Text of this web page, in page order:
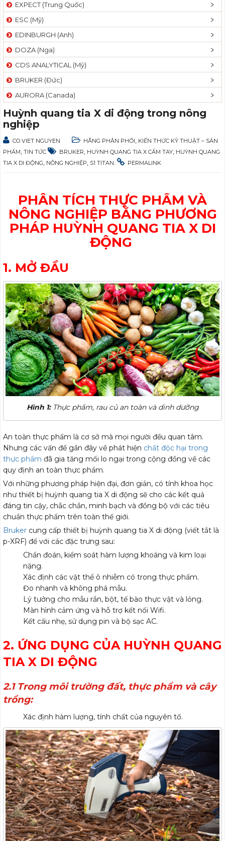
EXPECT (Trung Quốc)
ESC (Mỹ)
EDINBURGH (Anh)
DOZA (Nga)
CDS ANALYTICAL (Mỹ)
BRUKER (Đức)
AURORA (Canada)
Huỳnh quang tia X di động trong nông
nghiệp
CO VIET NGUYEN HÃNG PHÂN PHỐI KIẾN THỨC KỸ THUẬT – SẢN
PHẨM TIN TỨC BRUKER HUỲNH QUANG TIA X CẦM TAY HUỲNH QUANG
TIA X DI ĐỘNG NÔNG NGHIỆP S1 TITAN PERMALINK
PHÂN TÍCH THỰC PHẨM VÀ
NÔNG NGHIỆP BẰNG PHƯƠNG
PHÁP HUỲNH QUANG TIA X DI
ĐỘNG
1. MỞ ĐẦU
Hình 1:Thực phẩm, rau củ an toàn và dinh dưỡng
An toàn thực phẩm là cơ sở mà mọi người đều quan tâm.
Nhưng các vấn đề gần đây về phát hiện chất độc hại trong
thực phẩm đã gia tăng mối lo ngại trong cộng đồng về các
quy định an toàn thực phẩm.
Với những phương pháp hiện đại, đơn giản, có tính khoa học
như thiết bị huỳnh quang tia X di động sẽ cho các kết quả
đáng tin cậy, chắc chắn, minh bạch và đồng bộ với các tiêu
chuẩn thực phẩm trên toàn thế giới.
Bruker cung cấp thiết bị huỳnh quang tia X di động (viết tắt là
p-XRF) để với các đặc trưng sau:
Chẩn đoán, kiểm soát hàm lượng khoáng và kim loại
nặng.
Xác định các vật thể ô nhiễm có trong thực phẩm.
Đo nhanh và không phá mẫu.
Lý tưởng cho mẫu rắn, bột, tế bào thực vật và lỏng.
Màn hình cảm ứng và hỗ trợ kết nối Wifi.
Kết cấu nhẹ, sử dụng pin và bộ sạc AC.
2. ỨNG DỤNG CỦA HUỲNH QUANG
TIA X DI ĐỘNG
2.1 Trong môi trường đất, thực phẩm và cây
trồng:
Xác định hàm lượng, tính chất của nguyên tố.